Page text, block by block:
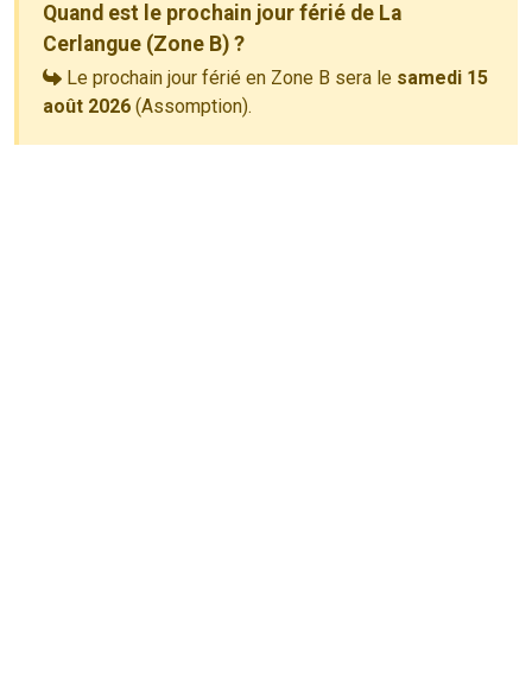
Quand est le prochain jour férié de La
Cerlangue (Zone B) ?
Le prochain jour férié en Zone B sera le samedi 15
août 2026 (Assomption).